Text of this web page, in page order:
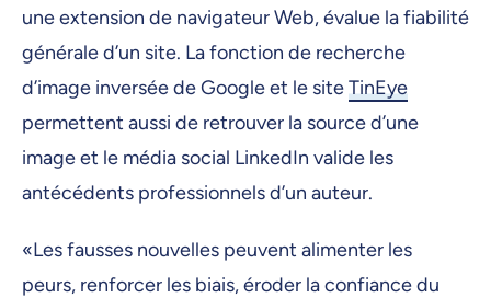
une extension de navigateur Web, évalue la fiabilité
générale d’un site. La fonction de recherche
d’image inversée de Google et le siteTinEye
permettent aussi de retrouver la source d’une
image et le média social LinkedIn valide les
antécédents professionnels d’un auteur.
«Les fausses nouvelles peuvent alimenter les
peurs, renforcer les biais, éroder la confiance du